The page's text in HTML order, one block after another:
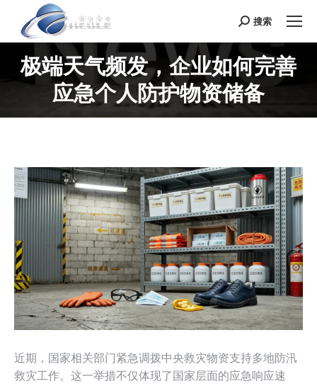
Search:
搜索
极端天气频发，企业如何完善
应急个人防护物资储备
近期，国家相关部门紧急调拨中央救灾物资支持多地防汛
救灾工作。这一举措不仅体现了国家层面的应急响应速